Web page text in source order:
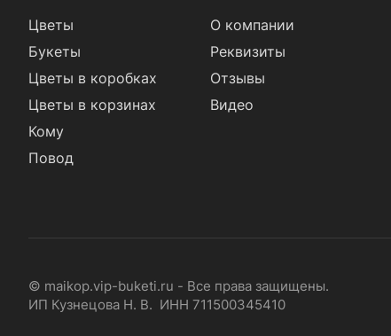
Цветы
Букеты
Цветы в коробках
Цветы в корзинах
Кому
Повод
О компании
Реквизиты
Отзывы
Видео
© maikop.vip-buketi.ru - Все права защищены.
ИП Кузнецова Н. В. ИНН 711500345410